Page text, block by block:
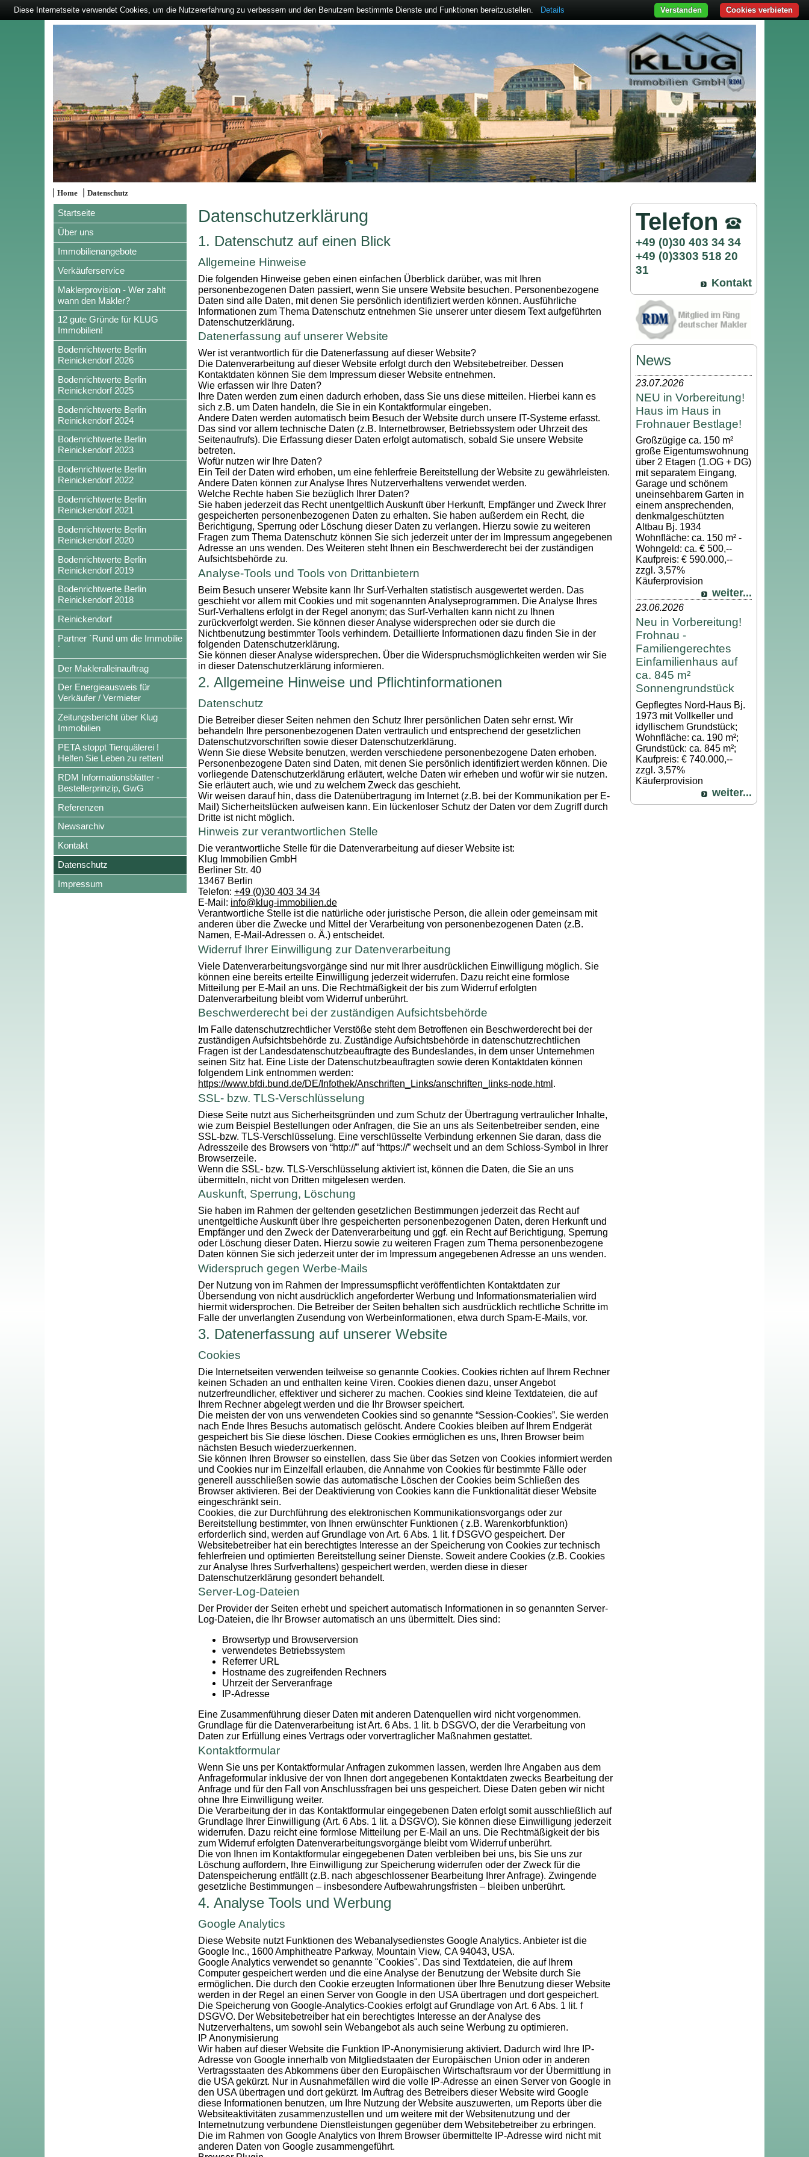
|Home |Datenschutz
Startseite
Über uns
Immobilienangebote
Verkäuferservice
Maklerprovision - Wer zahlt
wann den Makler?
12 gute Gründe für KLUG
Immobilien!
Bodenrichtwerte Berlin
Reinickendorf 2026
Bodenrichtwerte Berlin
Reinickendorf 2025
Bodenrichtwerte Berlin
Reinickendorf 2024
Bodenrichtwerte Berlin
Reinickendorf 2023
Bodenrichtwerte Berlin
Reinickendorf 2022
Bodenrichtwerte Berlin
Reinickendorf 2021
Bodenrichtwerte Berlin
Reinickendorf 2020
Bodenrichtwerte Berlin
Reinickendorf 2019
Bodenrichtwerte Berlin
Reinickendorf 2018
Reinickendorf
Partner `Rund um die Immobilie
´
Der Makleralleinauftrag
Der Energieausweis für
Verkäufer / Vermieter
Zeitungsbericht über Klug
Immobilien
PETA stoppt Tierquälerei !
Helfen Sie Leben zu retten!
RDM Informationsblätter -
Bestellerprinzip, GwG
Referenzen
Newsarchiv
Kontakt
Datenschutz
Impressum
Datenschutzerklärung
1. Datenschutz auf einen Blick
Allgemeine Hinweise
Die folgenden Hinweise geben einen einfachen Überblick darüber, was mit Ihren
personenbezogenen Daten passiert, wenn Sie unsere Website besuchen. Personenbezogene
Daten sind alle Daten, mit denen Sie persönlich identifiziert werden können. Ausführliche
Informationen zum Thema Datenschutz entnehmen Sie unserer unter diesem Text aufgeführten
Datenschutzerklärung.
Datenerfassung auf unserer Website
Wer ist verantwortlich für die Datenerfassung auf dieser Website?
Die Datenverarbeitung auf dieser Website erfolgt durch den Websitebetreiber. Dessen
Kontaktdaten können Sie dem Impressum dieser Website entnehmen.
Wie erfassen wir Ihre Daten?
Ihre Daten werden zum einen dadurch erhoben, dass Sie uns diese mitteilen. Hierbei kann es
sich z.B. um Daten handeln, die Sie in ein Kontaktformular eingeben.
Andere Daten werden automatisch beim Besuch der Website durch unsere IT-Systeme erfasst.
Das sind vor allem technische Daten (z.B. Internetbrowser, Betriebssystem oder Uhrzeit des
Seitenaufrufs). Die Erfassung dieser Daten erfolgt automatisch, sobald Sie unsere Website
betreten.
Wofür nutzen wir Ihre Daten?
Ein Teil der Daten wird erhoben, um eine fehlerfreie Bereitstellung der Website zu gewährleisten.
Andere Daten können zur Analyse Ihres Nutzerverhaltens verwendet werden.
Welche Rechte haben Sie bezüglich Ihrer Daten?
Sie haben jederzeit das Recht unentgeltlich Auskunft über Herkunft, Empfänger und Zweck Ihrer
gespeicherten personenbezogenen Daten zu erhalten. Sie haben außerdem ein Recht, die
Berichtigung, Sperrung oder Löschung dieser Daten zu verlangen. Hierzu sowie zu weiteren
Fragen zum Thema Datenschutz können Sie sich jederzeit unter der im Impressum angegebenen
Adresse an uns wenden. Des Weiteren steht Ihnen ein Beschwerderecht bei der zuständigen
Aufsichtsbehörde zu.
Analyse-Tools und Tools von Drittanbietern
Beim Besuch unserer Website kann Ihr Surf-Verhalten statistisch ausgewertet werden. Das
geschieht vor allem mit Cookies und mit sogenannten Analyseprogrammen. Die Analyse Ihres
Surf-Verhaltens erfolgt in der Regel anonym; das Surf-Verhalten kann nicht zu Ihnen
zurückverfolgt werden. Sie können dieser Analyse widersprechen oder sie durch die
Nichtbenutzung bestimmter Tools verhindern. Detaillierte Informationen dazu finden Sie in der
folgenden Datenschutzerklärung.
Sie können dieser Analyse widersprechen. Über die Widerspruchsmöglichkeiten werden wir Sie
in dieser Datenschutzerklärung informieren.
2. Allgemeine Hinweise und Pflichtinformationen
Datenschutz
Die Betreiber dieser Seiten nehmen den Schutz Ihrer persönlichen Daten sehr ernst. Wir
behandeln Ihre personenbezogenen Daten vertraulich und entsprechend der gesetzlichen
Datenschutzvorschriften sowie dieser Datenschutzerklärung.
Wenn Sie diese Website benutzen, werden verschiedene personenbezogene Daten erhoben.
Personenbezogene Daten sind Daten, mit denen Sie persönlich identifiziert werden können. Die
vorliegende Datenschutzerklärung erläutert, welche Daten wir erheben und wofür wir sie nutzen.
Sie erläutert auch, wie und zu welchem Zweck das geschieht.
Wir weisen darauf hin, dass die Datenübertragung im Internet (z.B. bei der Kommunikation per E-
Mail) Sicherheitslücken aufweisen kann. Ein lückenloser Schutz der Daten vor dem Zugriff durch
Dritte ist nicht möglich.
Hinweis zur verantwortlichen Stelle
Die verantwortliche Stelle für die Datenverarbeitung auf dieser Website ist:
Klug Immobilien GmbH
Berliner Str. 40
13467 Berlin
Telefon: +49 (0)30 403 34 34
E-Mail: info@klug-immobilien.de
Verantwortliche Stelle ist die natürliche oder juristische Person, die allein oder gemeinsam mit
anderen über die Zwecke und Mittel der Verarbeitung von personenbezogenen Daten (z.B.
Namen, E-Mail-Adressen o. Ä.) entscheidet.
Widerruf Ihrer Einwilligung zur Datenverarbeitung
Viele Datenverarbeitungsvorgänge sind nur mit Ihrer ausdrücklichen Einwilligung möglich. Sie
können eine bereits erteilte Einwilligung jederzeit widerrufen. Dazu reicht eine formlose
Mitteilung per E-Mail an uns. Die Rechtmäßigkeit der bis zum Widerruf erfolgten
Datenverarbeitung bleibt vom Widerruf unberührt.
Beschwerderecht bei der zuständigen Aufsichtsbehörde
Im Falle datenschutzrechtlicher Verstöße steht dem Betroffenen ein Beschwerderecht bei der
zuständigen Aufsichtsbehörde zu. Zuständige Aufsichtsbehörde in datenschutzrechtlichen
Fragen ist der Landesdatenschutzbeauftragte des Bundeslandes, in dem unser Unternehmen
seinen Sitz hat. Eine Liste der Datenschutzbeauftragten sowie deren Kontaktdaten können
folgendem Link entnommen werden:
https://www.bfdi.bund.de/DE/Infothek/Anschriften_Links/anschriften_links-node.html .
SSL- bzw. TLS-Verschlüsselung
Diese Seite nutzt aus Sicherheitsgründen und zum Schutz der Übertragung vertraulicher Inhalte,
wie zum Beispiel Bestellungen oder Anfragen, die Sie an uns als Seitenbetreiber senden, eine
SSL-bzw. TLS-Verschlüsselung. Eine verschlüsselte Verbindung erkennen Sie daran, dass die
Adresszeile des Browsers von “http://” auf “https://” wechselt und an dem Schloss-Symbol in Ihrer
Browserzeile.
Wenn die SSL- bzw. TLS-Verschlüsselung aktiviert ist, können die Daten, die Sie an uns
übermitteln, nicht von Dritten mitgelesen werden.
Auskunft, Sperrung, Löschung
Sie haben im Rahmen der geltenden gesetzlichen Bestimmungen jederzeit das Recht auf
unentgeltliche Auskunft über Ihre gespeicherten personenbezogenen Daten, deren Herkunft und
Empfänger und den Zweck der Datenverarbeitung und ggf. ein Recht auf Berichtigung, Sperrung
oder Löschung dieser Daten. Hierzu sowie zu weiteren Fragen zum Thema personenbezogene
Daten können Sie sich jederzeit unter der im Impressum angegebenen Adresse an uns wenden.
Widerspruch gegen Werbe-Mails
Der Nutzung von im Rahmen der Impressumspflicht veröffentlichten Kontaktdaten zur
Übersendung von nicht ausdrücklich angeforderter Werbung und Informationsmaterialien wird
hiermit widersprochen. Die Betreiber der Seiten behalten sich ausdrücklich rechtliche Schritte im
Falle der unverlangten Zusendung von Werbeinformationen, etwa durch Spam-E-Mails, vor.
3. Datenerfassung auf unserer Website
Cookies
Die Internetseiten verwenden teilweise so genannte Cookies. Cookies richten auf Ihrem Rechner
keinen Schaden an und enthalten keine Viren. Cookies dienen dazu, unser Angebot
nutzerfreundlicher, effektiver und sicherer zu machen. Cookies sind kleine Textdateien, die auf
Ihrem Rechner abgelegt werden und die Ihr Browser speichert.
Die meisten der von uns verwendeten Cookies sind so genannte “Session-Cookies”. Sie werden
nach Ende Ihres Besuchs automatisch gelöscht. Andere Cookies bleiben auf Ihrem Endgerät
gespeichert bis Sie diese löschen. Diese Cookies ermöglichen es uns, Ihren Browser beim
nächsten Besuch wiederzuerkennen.
Sie können Ihren Browser so einstellen, dass Sie über das Setzen von Cookies informiert werden
und Cookies nur im Einzelfall erlauben, die Annahme von Cookies für bestimmte Fälle oder
generell ausschließen sowie das automatische Löschen der Cookies beim Schließen des
Browser aktivieren. Bei der Deaktivierung von Cookies kann die Funktionalität dieser Website
eingeschränkt sein.
Cookies, die zur Durchführung des elektronischen Kommunikationsvorgangs oder zur
Bereitstellung bestimmter, von Ihnen erwünschter Funktionen ( z.B. Warenkorbfunktion)
erforderlich sind, werden auf Grundlage von Art. 6 Abs. 1 lit. f DSGVO gespeichert. Der
Websitebetreiber hat ein berechtigtes Interesse an der Speicherung von Cookies zur technisch
fehlerfreien und optimierten Bereitstellung seiner Dienste. Soweit andere Cookies (z.B. Cookies
zur Analyse Ihres Surfverhaltens) gespeichert werden, werden diese in dieser
Datenschutzerklärung gesondert behandelt.
Server-Log-Dateien
Der Provider der Seiten erhebt und speichert automatisch Informationen in so genannten Server-
Log-Dateien, die Ihr Browser automatisch an uns übermittelt. Dies sind:
Browsertyp und Browserversion
verwendetes Betriebssystem
Referrer URL
Hostname des zugreifenden Rechners
Uhrzeit der Serveranfrage
IP-Adresse
Eine Zusammenführung dieser Daten mit anderen Datenquellen wird nicht vorgenommen.
Grundlage für die Datenverarbeitung ist Art. 6 Abs. 1 lit. b DSGVO, der die Verarbeitung von
Daten zur Erfüllung eines Vertrags oder vorvertraglicher Maßnahmen gestattet.
Kontaktformular
Wenn Sie uns per Kontaktformular Anfragen zukommen lassen, werden Ihre Angaben aus dem
Anfrageformular inklusive der von Ihnen dort angegebenen Kontaktdaten zwecks Bearbeitung der
Anfrage und für den Fall von Anschlussfragen bei uns gespeichert. Diese Daten geben wir nicht
ohne Ihre Einwilligung weiter.
Die Verarbeitung der in das Kontaktformular eingegebenen Daten erfolgt somit ausschließlich auf
Grundlage Ihrer Einwilligung (Art. 6 Abs. 1 lit. a DSGVO). Sie können diese Einwilligung jederzeit
widerrufen. Dazu reicht eine formlose Mitteilung per E-Mail an uns. Die Rechtmäßigkeit der bis
zum Widerruf erfolgten Datenverarbeitungsvorgänge bleibt vom Widerruf unberührt.
Die von Ihnen im Kontaktformular eingegebenen Daten verbleiben bei uns, bis Sie uns zur
Löschung auffordern, Ihre Einwilligung zur Speicherung widerrufen oder der Zweck für die
Datenspeicherung entfällt (z.B. nach abgeschlossener Bearbeitung Ihrer Anfrage). Zwingende
gesetzliche Bestimmungen – insbesondere Aufbewahrungsfristen – bleiben unberührt.
4. Analyse Tools und Werbung
Google Analytics
Diese Website nutzt Funktionen des Webanalysedienstes Google Analytics. Anbieter ist die
Google Inc., 1600 Amphitheatre Parkway, Mountain View, CA 94043, USA.
Google Analytics verwendet so genannte "Cookies". Das sind Textdateien, die auf Ihrem
Computer gespeichert werden und die eine Analyse der Benutzung der Website durch Sie
ermöglichen. Die durch den Cookie erzeugten Informationen über Ihre Benutzung dieser Website
werden in der Regel an einen Server von Google in den USA übertragen und dort gespeichert.
Die Speicherung von Google-Analytics-Cookies erfolgt auf Grundlage von Art. 6 Abs. 1 lit. f
DSGVO. Der Websitebetreiber hat ein berechtigtes Interesse an der Analyse des
Nutzerverhaltens, um sowohl sein Webangebot als auch seine Werbung zu optimieren.
IP Anonymisierung
Wir haben auf dieser Website die Funktion IP-Anonymisierung aktiviert. Dadurch wird Ihre IP-
Adresse von Google innerhalb von Mitgliedstaaten der Europäischen Union oder in anderen
Vertragsstaaten des Abkommens über den Europäischen Wirtschaftsraum vor der Übermittlung in
die USA gekürzt. Nur in Ausnahmefällen wird die volle IP-Adresse an einen Server von Google in
den USA übertragen und dort gekürzt. Im Auftrag des Betreibers dieser Website wird Google
diese Informationen benutzen, um Ihre Nutzung der Website auszuwerten, um Reports über die
Websiteaktivitäten zusammenzustellen und um weitere mit der Websitenutzung und der
Internetnutzung verbundene Dienstleistungen gegenüber dem Websitebetreiber zu erbringen.
Die im Rahmen von Google Analytics von Ihrem Browser übermittelte IP-Adresse wird nicht mit
anderen Daten von Google zusammengeführt.
Telefon
+49 (0)30 403 34 34
+49 (0)3303 518 20
31
Kontakt
News
23.07.2026
NEU in Vorbereitung!
Haus im Haus in
Frohnauer Bestlage!
Großzügige ca. 150 m²
große Eigentumswohnung
über 2 Etagen (1.OG + DG)
mit separatem Eingang,
Garage und schönem
uneinsehbarem Garten in
einem ansprechenden,
denkmalgeschützten
Altbau Bj. 1934
Wohnfläche: ca. 150 m² -
Wohngeld: ca. € 500,--
Kaufpreis: € 590.000,--
zzgl. 3,57%
Käuferprovision
weiter...
23.06.2026
Neu in Vorbereitung!
Frohnau -
Familiengerechtes
Einfamilienhaus auf
ca. 845 m²
Sonnengrundstück
Gepflegtes Nord-Haus Bj.
1973 mit Vollkeller und
idyllischem Grundstück;
Wohnfläche: ca. 190 m²;
Grundstück: ca. 845 m²;
Kaufpreis: € 740.000,--
zzgl. 3,57%
Käuferprovision
weiter...
Diese Internetseite verwendet Cookies, um die Nutzererfahrung zu verbessern und den Benutzern bestimmte Dienste und Funktionen bereitzustellen. Details Cookies verbieten
Verstanden